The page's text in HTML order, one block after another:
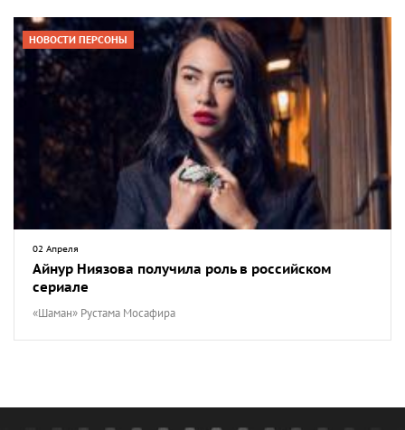
НОВОСТИ ПЕРСОНЫ
02 Апреля
Айнур Ниязова получила роль в российском
сериале
«Шаман» Рустама Мосафира